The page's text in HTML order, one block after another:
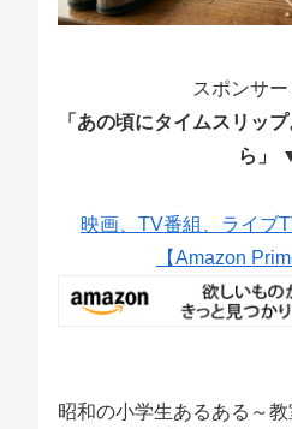
スポンサー
「あの頃にタイムスリッ
ら」
映画、TV番組、ライブ
【Amazon
昭和の小学生あるある～